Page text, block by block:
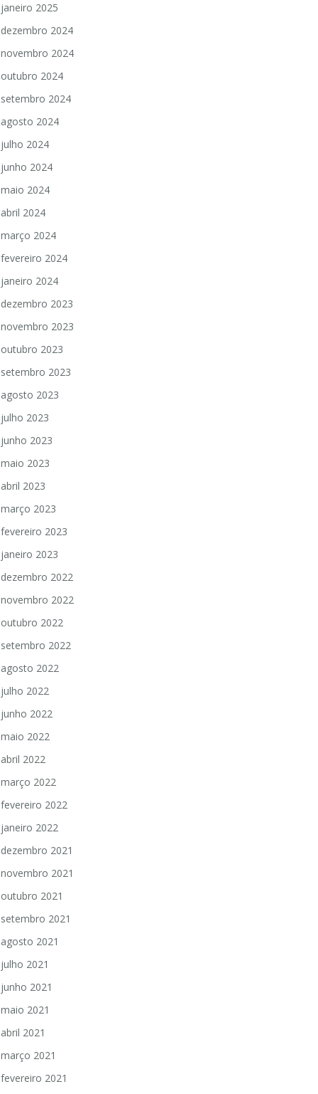
janeiro 2025
dezembro 2024
novembro 2024
outubro 2024
setembro 2024
agosto 2024
julho 2024
junho 2024
maio 2024
abril 2024
março 2024
fevereiro 2024
janeiro 2024
dezembro 2023
novembro 2023
outubro 2023
setembro 2023
agosto 2023
julho 2023
junho 2023
maio 2023
abril 2023
março 2023
fevereiro 2023
janeiro 2023
dezembro 2022
novembro 2022
outubro 2022
setembro 2022
agosto 2022
julho 2022
junho 2022
maio 2022
abril 2022
março 2022
fevereiro 2022
janeiro 2022
dezembro 2021
novembro 2021
outubro 2021
setembro 2021
agosto 2021
julho 2021
junho 2021
maio 2021
abril 2021
março 2021
fevereiro 2021